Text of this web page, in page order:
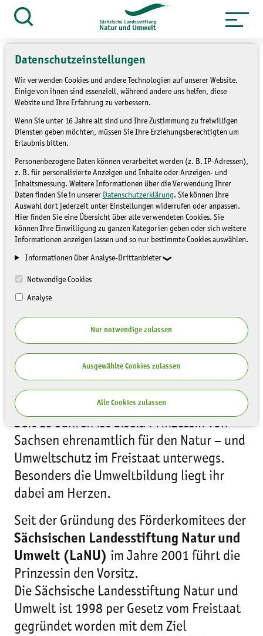
Datenschutzeinstellungen
Wir verwenden Cookies und andere Technologien auf unserer Website.
Einige von ihnen sind essenziell, während andere uns helfen, diese
Website und Ihre Erfahrung zu verbessern.
Wenn Sie unter 16 Jahre alt sind und Ihre Zustimmung zu freiwilligen
Diensten geben möchten, müssen Sie Ihre Erziehungsberechtigten um
Erlaubnis bitten.
Personenbezogene Daten können verarbeitet werden (z. B. IP-Adressen),
z. B. für personalisierte Anzeigen und Inhalte oder Anzeigen- und
Inhaltsmessung. Weitere Informationen über die Verwendung Ihrer
Daten finden Sie in unserer Datenschutzerklärung. Sie können Ihre
Auswahl dort jederzeit unter Einstellungen widerrufen oder anpassen.
Hier finden Sie eine Übersicht über alle verwendeten Cookies. Sie
können Ihre Einwilligung zu ganzen Kategorien geben oder sich weitere
Informationen anzeigen lassen und so nur bestimmte Cookies auswählen.
Informationen über Analyse-Drittanbieter
Notwendige Cookies
Analyse
Nur notwendige zulassen
Ausgewählte Cookies zulassen
Alle Cookies zulassen
Zum
Inhalt
springen
öffnen
Service » Presse und Medien
» Pressemitteilungen
10 Jahre Förderkomitee
der Sächsischen
Landesstiftung Natur und
Umwelt
PRESSEMITTEILUNGEN
Seit 10 Jahren ist Gisela Prinzessin von
Sachsen ehrenamtlich für den Natur – und
Umweltschutz im Freistaat unterwegs.
Besonders die Umweltbildung liegt ihr
dabei am Herzen.
Seit der Gründung des Förderkomitees der
Sächsischen Landesstiftung Natur und
Umwelt (LaNU) im Jahre 2001 führt die
Prinzessin den Vorsitz.
Die Sächsische Landesstiftung Natur und
Umwelt ist 1998 per Gesetz vom Freistaat
gegründet worden mit dem Ziel